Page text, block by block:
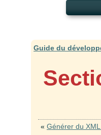
Guide du
« Générer du